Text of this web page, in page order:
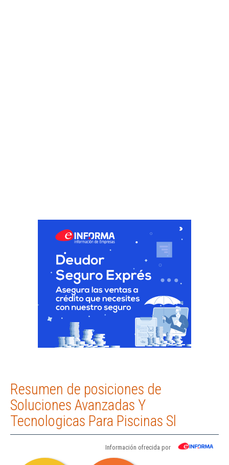
Resumen de posiciones de
Soluciones Avanzadas Y
Tecnologicas Para Piscinas Sl
Información ofrecida por